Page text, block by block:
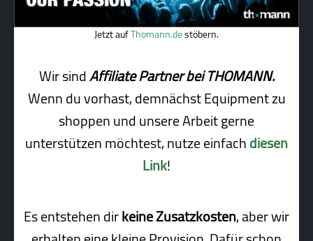
Jetzt aufThomann.destöbern.
Wir sindAffiliate Partner bei THOMANN.
Wenn du vorhast, demnächst Equipment zu
shoppen und unsere Arbeit gerne
unterstützen möchtest, nutze einfachdiesen
Link!
Es entstehen dirkeine Zusatzkosten, aber wir